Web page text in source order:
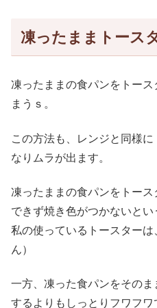
凍ったままトース
凍ったままの食パンをトー
まうｓ。
この方法も、レンジと同様
なりムラが出ます。
凍ったままの食パンをトー
できず焼き色がつかないと
私の使っているトースター
ん）
一方、凍った食パンをその
するよりもしっとりフワフ